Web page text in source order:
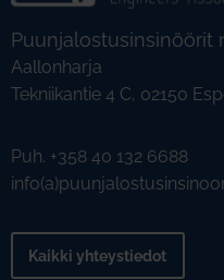
Puunjalostusinsinöörit
Aallonharja
Tekniikantie 4 C, 02150
Puh. +358 40 132 6688
Kaikki yhteystiedot